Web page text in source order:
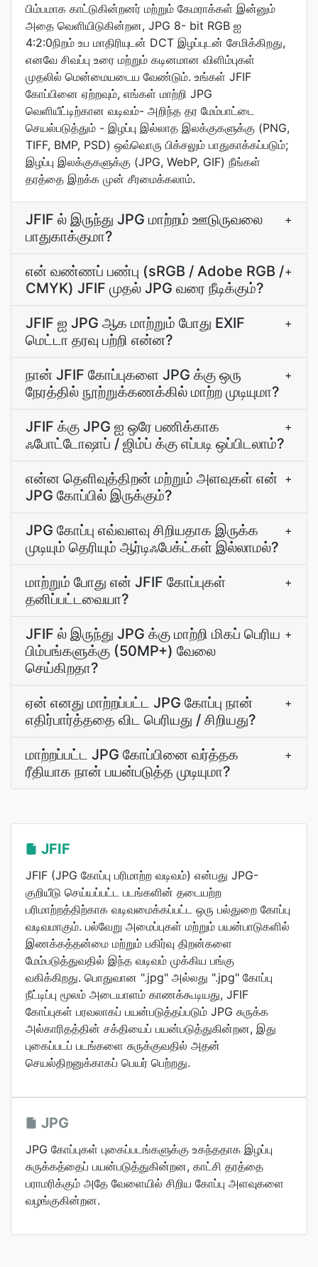
பிம்பமாக காட்டுகின்றனர் மற்றும் கேமராக்கள் இன்னும்
அதை வெளியிடுகின்றன, JPG 8- bit RGB ஐ
4:2:0நிறம் உப மாதிரியுடன் DCT இழப்புடன் சேமிக்கிறது,
எனவே சிவப்பு உரை மற்றும் கடினமான விளிம்புகள்
முதலில் மென்மையடைய வேண்டும். உங்கள் JFIF
கோப்பினை ஏற்றவும், எங்கள் மாற்றி JPG
வெளியீட்டிற்கான வடிவம்- அறிந்த தர மேம்பாட்டை
செயல்படுத்தும் - இழப்பு இல்லாத இலக்குகளுக்கு (PNG,
TIFF, BMP, PSD) ஒவ்வொரு பிக்சலும் பாதுகாக்கப்படும்;
இழப்பு இலக்குகளுக்கு (JPG, WebP, GIF) நீங்கள்
தரத்தை இறக்க முன் சீரமைக்கலாம்.
JFIF ல் இருந்து JPG மாற்றம் ஊடுருவலை
பாதுகாக்குமா?
+
என் வண்ணப் பண்பு (sRGB / Adobe RGB /
CMYK) JFIF முதல் JPG வரை நீடிக்கும்?
+
JFIF ஐ JPG ஆக மாற்றும் போது EXIF
மெட்டா தரவு பற்றி என்ன?
+
நான் JFIF கோப்புகளை JPG க்கு ஒரு
நேரத்தில் நூற்றுக்கணக்கில் மாற்ற முடியுமா?
+
JFIF க்கு JPG ஐ ஒரே பணிக்காக
ஃபோட்டோஷாப் / ஜிம்ப் க்கு எப்படி ஒப்பிடலாம்?
+
என்ன தெளிவுத்திறன் மற்றும் அளவுகள் என்
JPG கோப்பில் இருக்கும்?
+
JPG கோப்பு எவ்வளவு சிறியதாக இருக்க
முடியும் தெரியும் ஆர்டிஃபேக்ட்கள் இல்லாமல்?
+
மாற்றும் போது என் JFIF கோப்புகள்
தனிப்பட்டவையா?
+
JFIF ல் இருந்து JPG க்கு மாற்றி மிகப் பெரிய
பிம்பங்களுக்கு (50MP+) வேலை
செய்கிறதா?
+
ஏன் எனது மாற்றப்பட்ட JPG கோப்பு நான்
எதிர்பார்த்ததை விட பெரியது / சிறியது?
+
மாற்றப்பட்ட JPG கோப்பினை வர்த்தக
ரீதியாக நான் பயன்படுத்த முடியுமா?
+
JFIF
JFIF (JPG கோப்பு பரிமாற்ற வடிவம்) என்பது JPG-
குறியீடு செய்யப்பட்ட படங்களின் தடையற்ற
பரிமாற்றத்திற்காக வடிவமைக்கப்பட்ட ஒரு பல்துறை கோப்பு
வடிவமாகும். பல்வேறு அமைப்புகள் மற்றும் பயன்பாடுகளில்
இணக்கத்தன்மை மற்றும் பகிர்வு திறன்களை
மேம்படுத்துவதில் இந்த வடிவம் முக்கிய பங்கு
வகிக்கிறது. பொதுவான ".jpg" அல்லது ".jpg" கோப்பு
நீட்டிப்பு மூலம் அடையாளம் காணக்கூடியது, JFIF
கோப்புகள் பரவலாகப் பயன்படுத்தப்படும் JPG சுருக்க
அல்காரிதத்தின் சக்தியைப் பயன்படுத்துகின்றன, இது
புகைப்படப் படங்களை சுருக்குவதில் அதன்
செயல்திறனுக்காகப் பெயர் பெற்றது.
JPG
JPG கோப்புகள் புகைப்படங்களுக்கு உகந்ததாக இழப்பு
சுருக்கத்தைப் பயன்படுத்துகின்றன, காட்சி தரத்தை
பராமரிக்கும் அதே வேளையில் சிறிய கோப்பு அளவுகளை
வழங்குகின்றன.